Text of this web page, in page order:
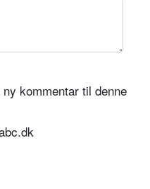
kommentar til denne